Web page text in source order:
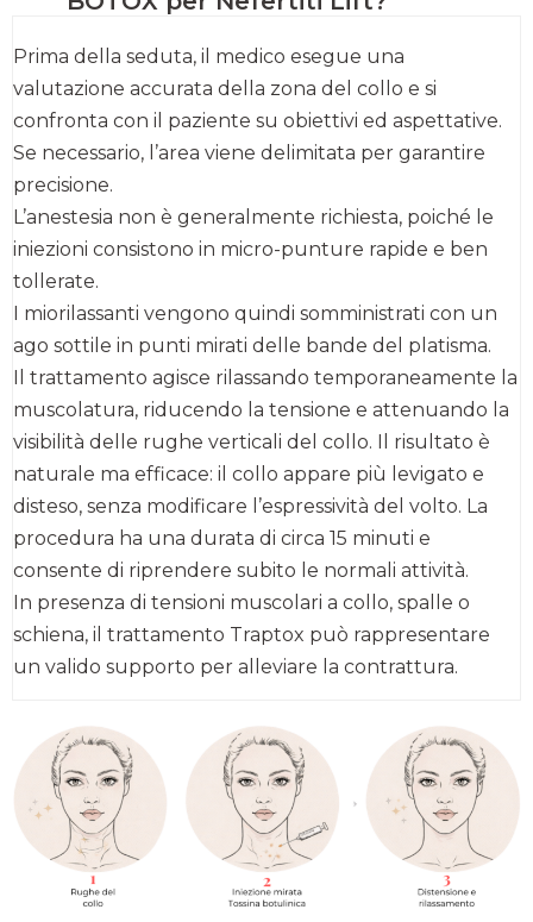
Prima della seduta, il medico esegue una
valutazione accurata della zona del collo e si
confronta con il paziente su obiettivi ed aspettative.
Se necessario, l’area viene delimitata per garantire
precisione.
L’anestesia non è generalmente richiesta, poiché le
iniezioni consistono in micro-punture rapide e ben
tollerate.
I miorilassanti vengono quindi somministrati con un
ago sottile in punti mirati delle bande del platisma.
Il trattamento agisce rilassando temporaneamente la
muscolatura, riducendo la tensione e attenuando la
visibilità delle rughe verticali del collo. Il risultato è
naturale ma efficace: il collo appare più levigato e
disteso, senza modificare l’espressività del volto. La
procedura ha una durata di circa 15 minuti e
consente di riprendere subito le normali attività.
In presenza di tensioni muscolari a collo, spalle o
schiena, il trattamento Traptox può rappresentare
un valido supporto per alleviare la contrattura.